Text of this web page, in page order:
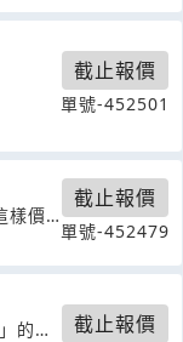
截止報價
單號-452501
樣價
截止報價
單號-452479
的速
截止報價